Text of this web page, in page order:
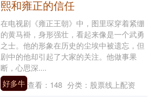
熙和雍正的信任
在电视剧《雍正王朝》中，图里琛穿着紧绷
的黄马褂，身形强壮，看起来像是一个武勇
之士。他的形象在历史的尘埃中被遗忘，但
剧中的他却引起了大家的关注。他做事果
断，心思深....
好多牛查看： 148 分类： 股票线上配资